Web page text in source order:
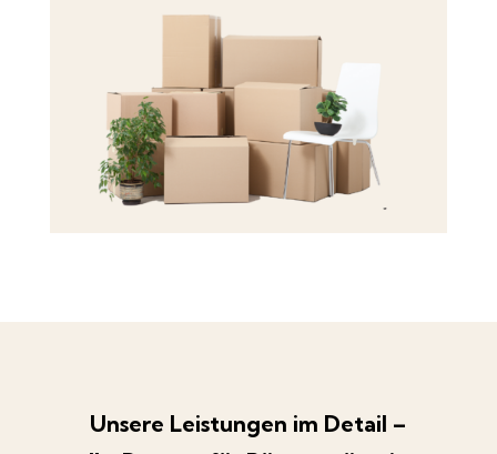
Unsere Leistungen im Detail –